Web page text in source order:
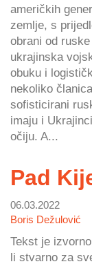
američkih
zemlje, s
obrani od
ukrajinska
obuku i
nekoliko
sofisticirani
imaju i
očiju. A...
Pad
06.03.2022
Boris Dežulović
Tekst je
li stvarno za